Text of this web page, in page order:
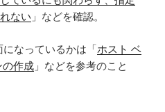
ない 」などを確認。
なっているかは「ホスト ベ
の作成 」などを参考のこと